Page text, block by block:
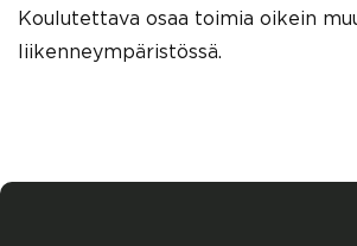
Koulutettava osaa toimia oikein
liikenneympäristössä.